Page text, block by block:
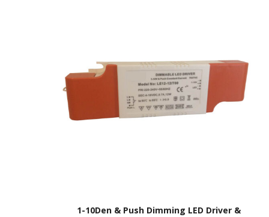
1-10Den & Push Dimming LED Driver &